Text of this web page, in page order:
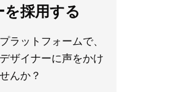
採用する
ラットフォームで、
ザイナーに声をかけ
んか？